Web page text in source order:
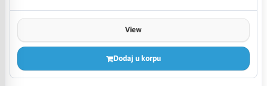
View
Dodaj u korpu